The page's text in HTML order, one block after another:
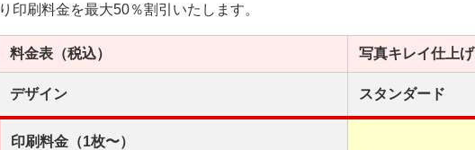
り印刷料金を最大50％割引いたします。
料金表 （税込） 写真キレイ仕上げ
デザイン スタンダード
印刷料金（1枚〜）